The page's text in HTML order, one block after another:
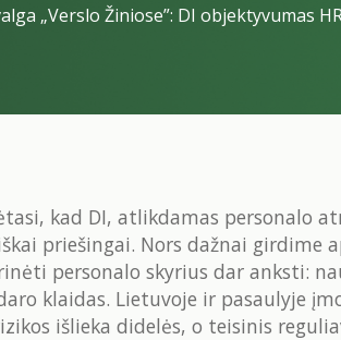
„Verslo Žiniose”: DI objektyvumas
kad DI, atlikdamas personalo
priešingai. Nors dažnai girdime
personalo skyrius dar anksti:
klaidas. Lietuvoje ir pasaulyje
išlieka didelės, o teisinis